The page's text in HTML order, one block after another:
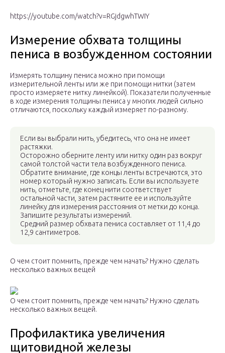
https://youtube.com/watch?v=RGjdgwhTWIY
Измерение обхвата толщины
пениса в возбужденном состоянии
Измерять толщину пениса можно при помощи
измерительной ленты или же при помощи нитки (затем
просто измеряете нитку линейкой). Показатели полученные
в ходе измерения толщины пениса у многих людей сильно
отличаются, поскольку каждый измеряет по-разному.
Если вы выбрали нить, убедитесь, что она не имеет
растяжки.
Осторожно оберните ленту или нитку один раз вокруг
самой толстой части тела возбужденного пениса.
Обратите внимание, где концы ленты встречаются, это
номер который нужно записать. Если вы используете
нить, отметьте, где конец нити соответствует
остальной части, затем растяните ее и используйте
линейку для измерения расстояния от метки до конца.
Запишите результаты измерений.
Средний размер обхвата пениса составляет от 11,4 до
12,9 сантиметров.
О чем стоит помнить, прежде чем начать? Нужно сделать
несколько важных вещей
О чем стоит помнить, прежде чем начать? Нужно сделать
несколько важных вещей.
Профилактика увеличения
щитовидной железы